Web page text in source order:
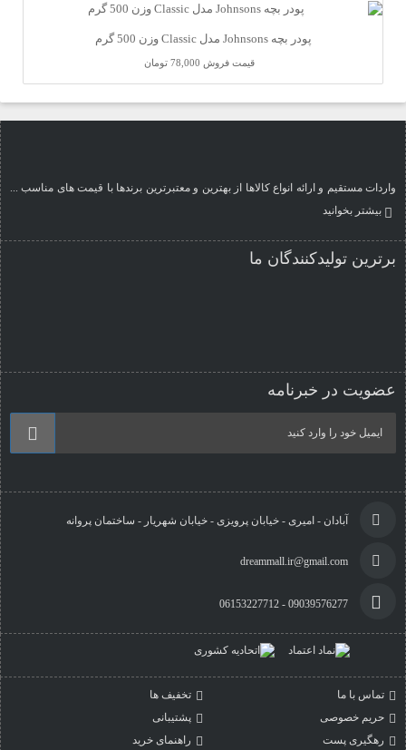
پودر بچه Johnsons مدل Classic وزن 500 گرم
قیمت فروش 78,000 تومان
واردات مستقیم و ارائه انواع کالاها از بهترین و معتبرترین برندها با قیمت های مناسب ...
بیشتر بخوانید
برترین تولیدکنندگان ما
عضویت در خبرنامه
آبادان - امیری - خیابان پرویزی - خیابان شهریار - ساختمان پروانه
dreammall.ir@gmail.com
09039576277 - 06153227712
تماس با ما
تخفیف ها
حریم خصوصی
پشتیبانی
رهگیری پست
راهنمای خرید